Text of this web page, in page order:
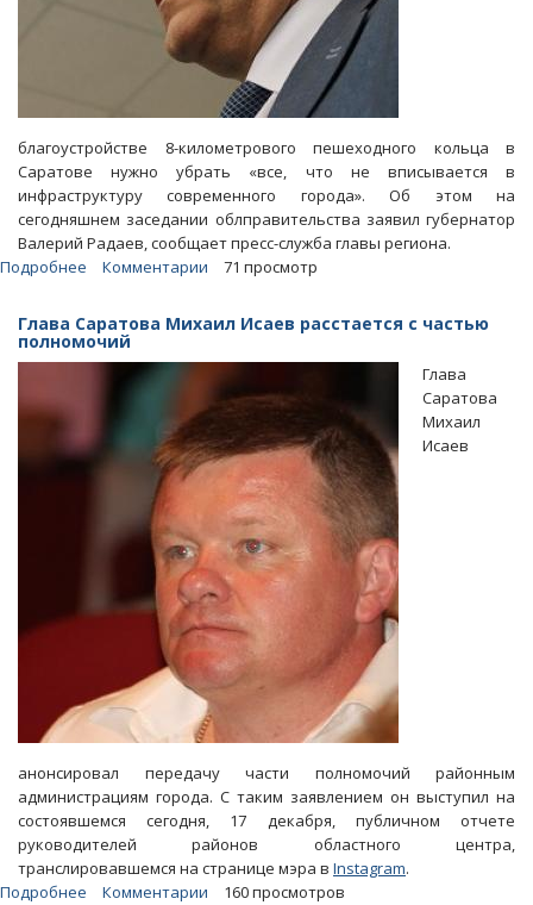
благоустройстве 8-километрового пешеходного кольца в
Саратове нужно убрать «все, что не вписывается в
инфраструктуру современного города». Об этом на
сегодняшнем заседании облправительства заявил губернатор
Валерий Радаев, сообщает пресс-служба главы региона.
Подробнее
убрать
с
пешеходки
Саратова
вписывается»
Комментарии 71 просмотр
Глава Саратова Михаил Исаев расстается с частью
полномочий
Глава
Саратова
Михаил
Исаев
анонсировал передачу части полномочий районным
администрациям города. С таким заявлением он выступил на
состоявшемся сегодня, 17 декабря, публичном отчете
руководителей районов областного центра,
транслировавшемся на странице мэра в Instagram.
Подробнее
Комментарии 160 просмотров